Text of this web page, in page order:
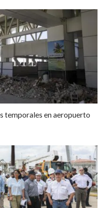
temporales en aeropuerto